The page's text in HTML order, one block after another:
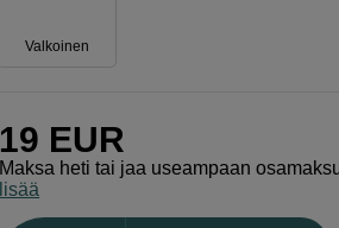
Valkoinen
19 EUR
Maksa heti tai jaa useampaan
lisää